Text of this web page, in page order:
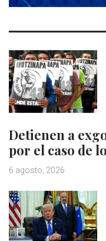
Detienen a
por el caso de
6 agosto, 2026